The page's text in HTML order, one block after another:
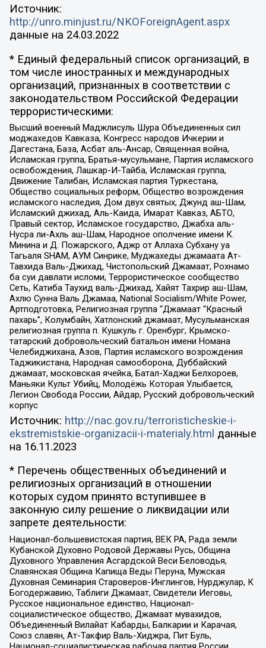
Источник:
http://unro.minjust.ru/NKOForeignAgent.aspx
данные на 24.03.2022
* Единый федеральный список организаций, в
том числе иностранных и международных
организаций, признанных в соответствии с
законодательством Российской Федерации
террористическими:
Высший военный Маджлисуль Шура Объединенных сил
моджахедов Кавказа, Конгресс народов Ичкерии и
Дагестана, База, Асбат аль-Ансар, Священная война,
Исламская группа, Братья-мусульмане, Партия исламского
освобождения, Лашкар-И-Тайба, Исламская группа,
Движение Талибан, Исламская партия Туркестана,
Общество социальных реформ, Общество возрождения
исламского наследия, Дом двух святых, Джунд аш-Шам,
Исламский джихад, Аль-Каида, Имарат Кавказ, АБТО,
Правый сектор, Исламское государство, Джабха аль-
Нусра ли-Ахль аш-Шам, Народное ополчение имени К.
Минина и Д. Пожарского, Аджр от Аллаха Субхану уа
Тагьаля SHAM, АУМ Синрике, Муджахеды джамаата Ат-
Тавхида Валь-Джихад, Чистопольский Джамаат, Рохнамо
ба суи давлати исломи, Террористическое сообщество
Сеть, Катиба Таухид валь-Джихад, Хайят Тахрир аш-Шам,
Ахлю Сунна Валь Джамаа, National Socialism/White Power,
Артподготовка, Религиозная группа “Джамаат “Красный
пахарь”, Колумбайн, Хатлонский джамаат, Мусульманская
религиозная группа п. Кушкуль г. Оренбург, Крымско-
татарский добровольческий батальон имени Номана
Челебиджихана, Азов, Партия исламского возрождения
Таджикистана, Народная самооборона, Дуббайский
джамаат, московская ячейка, Батал-Хаджи Белхороев,
Маньяки Культ Убийц, Молодёжь Которая Улыбается,
Легион Свобода России, Айдар, Русский добровольческий
корпус
Источник: http://nac.gov.ru/terroristicheskie-i-
ekstremistskie-organizacii-i-materialy.html данные
на 16.11.2023
* Перечень общественных объединений и
религиозных организаций в отношении
которых судом принято вступившее в
законную силу решение о ликвидации или
запрете деятельности:
Национал-большевистская партия, ВЕК РА, Рада земли
Кубанской Духовно Родовой Державы Русь, Община
Духовного Управления Асгардской Веси Беловодья,
Славянская Община Капища Веды Перуна, Мужская
Духовная Семинария Староверов-Инглингов, Нурджулар, К
Богодержавию, Таблиги Джамаат, Свидетели Иеговы,
Русское национальное единство, Национал-
социалистическое общество, Джамаат мувахидов,
Объединенный Вилайат Кабарды, Балкарии и Карачая,
Союз славян, Ат-Такфир Валь-Хиджра, Пит Буль,